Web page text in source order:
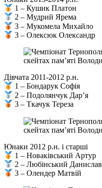
1 – Кушик Платон
2 – Мудрий Ярема
3 – Мукомела Михайло
3 – Олексюк Олександр
Дівчата 2011-2012 р.н.
1 – Бондарук Софія
2 – Подолянчук Дар’я
3 – Ткачук Тереза
Юнаки 2012 р.н. і старші
1 – Новаківський Артур
2 – Любінський Данислав
3 – Олендер Матвій